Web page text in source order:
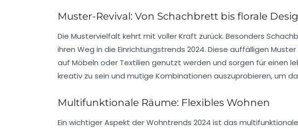
Muster-Revival: Von Schachbrett bis florale
Die Mustervielfalt kehrt mit voller Kraft zurück. Besonders
ihren Weg in die Einrichtungstrends 2024. Diese auffälligen
auf Möbeln oder Textilien genutzt werden und sorgen für einen
kreativ zu sein und mutige Kombinationen auszuprobieren, um
Multifunktionale Räume: Flexibles Wohnen
Ein wichtiger Aspekt der Wohntrends 2024 ist das